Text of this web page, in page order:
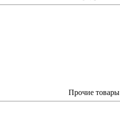
Прочие товары